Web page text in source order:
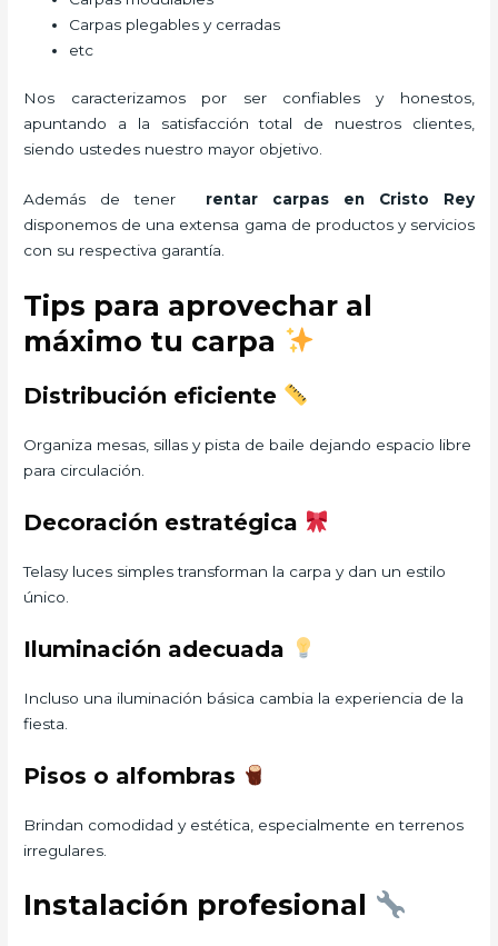
Carpas plegables y cerradas
etc
Nos caracterizamos por ser confiables y honestos,
apuntando a la satisfacción total de nuestros clientes,
siendo ustedes nuestro mayor objetivo.
Además de tener rentar carpas
en Cristo Rey
disponemos de una extensa gama de productos y servicios
con su respectiva garantía.
Tips para aprovechar al
máximo tu carpa
Distribución eficiente
Organiza mesas, sillas y pista de baile dejando espacio libre
para circulación.
Decoración estratégica
Telasy luces simples transforman la carpa y dan un estilo
único.
Iluminación adecuada
Incluso una iluminación básica cambia la experiencia de la
fiesta.
Pisos o alfombras
Brindan comodidad y estética, especialmente en terrenos
irregulares.
Instalación profesional